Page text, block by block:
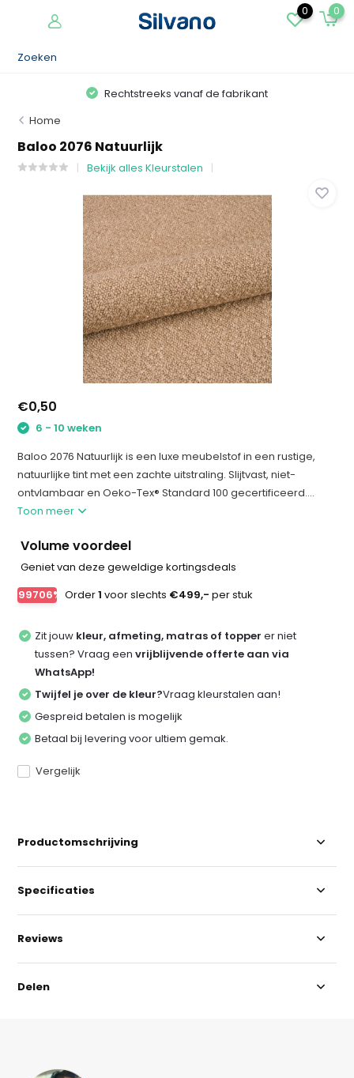
0 0
Rechtstreeks vanaf de fabrikant
Home
Baloo 2076 Natuurlijk
Bekijk alles Kleurstalen
€0,50
6 - 10 weken
Baloo 2076 Natuurlijk is een luxe meubelstof in een rustige,
natuurlijke tint met een zachte uitstraling. Slijtvast, niet-
ontvlambaar en Oeko-Tex® Standard 100 gecertificeerd....
Toon meer
Volume voordeel
Geniet van deze geweldige kortingsdeals
-99706% Order1 voor slechts €499,- per stuk
Zit jouw kleur, afmeting, matras of topper er niet
tussen? Vraag eenvrijblijvende offerte aan via
WhatsApp!
Twijfel je over de kleur?Vraag kleurstalen aan!
Gespreid betalen is mogelijk
Betaal bij levering voor ultiem gemak.
Vergelijk
Productomschrijving
Specificaties
Reviews
Delen